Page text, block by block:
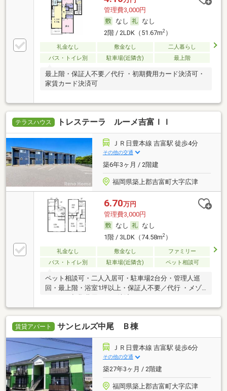
管理費3,000円
なし
なし
2階 / 2LDK（51.67m2）
礼金なし 敷金なし
二人暮らし
バス・トイレ別
駐車場(近隣含) 最上階
最上階・保証人不要／代行 ・初期費用カード決済可・
家賃カード決済可
テラスハウス トレステーラ ルーメ吉富ＩＩ
ＪＲ日豊本線 吉富駅 徒歩4分
その他の交通
築6年3ヶ月 / 2階建
福岡県築上郡吉富町大字広津
6.70万円
管理費3,000円
なし
なし
1階 / 3LDK（74.58m2）
礼金なし 敷金なし
ファミリー
バス・トイレ別
駐車場(近隣含) ペット相談可
ペット相談可・二人入居可・駐車場2台分・管理人巡
回・最上階・浴室1坪以上・保証人不要／代行 ・メゾ
賃貸アパート サンヒルズ中尾 Ｂ棟
ＪＲ日豊本線 吉富駅 徒歩6分
その他の交通
築27年3ヶ月 / 2階建
福岡県築上郡吉富町大字広津